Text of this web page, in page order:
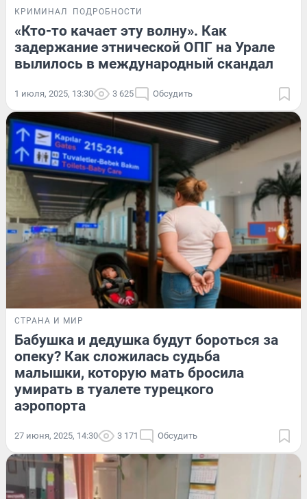
КРИМИНАЛ ПОДРОБНОСТИ
«Кто-то качает эту волну». Как
задержание этнической ОПГ на Урале
вылилось в международный скандал
1 июля, 2025, 13:30 3 625 Обсудить
СТРАНА И МИР
Бабушка и дедушка будут бороться за
опеку? Как сложилась судьба
малышки, которую мать бросила
умирать в туалете турецкого
аэропорта
27 июня, 2025, 14:30 3 171 Обсудить